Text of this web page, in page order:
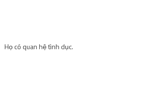
Họ có quan hệ tình dục.